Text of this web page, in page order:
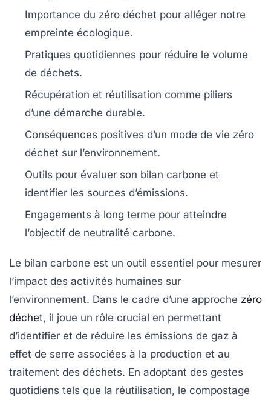
Importance du zéro déchet pour alléger notre
empreinte écologique.
Pratiques quotidiennes pour réduire le volume
de déchets.
Récupération et réutilisation comme piliers
d’une démarche durable.
Conséquences positives d’un mode de vie zéro
déchet sur l’environnement.
Outils pour évaluer son bilan carbone et
identifier les sources d’émissions.
Engagements à long terme pour atteindre
l’objectif de neutralité carbone.
Le bilan carbone est un outil essentiel pour mesurer
l’impact des activités humaines sur
l’environnement. Dans le cadre d’une approche zéro
déchet, il joue un rôle crucial en permettant
d’identifier et de réduire les émissions de gaz à
effet de serre associées à la production et au
traitement des déchets. En adoptant des gestes
quotidiens tels que la réutilisation, le compostage